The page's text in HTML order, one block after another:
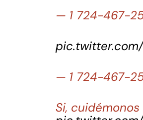
— 1 724-467-
— 1 724-467-
Si,